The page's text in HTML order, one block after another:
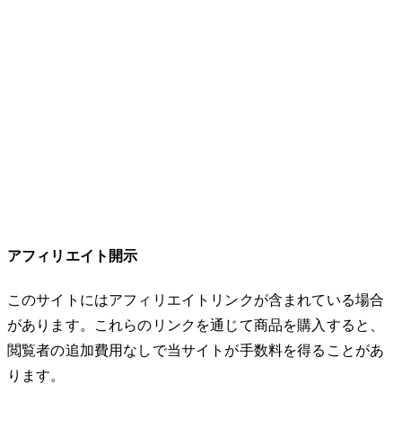
アフィリエイト開示
このサイトにはアフィリエイトリンクが含まれている場合
があります。これらのリンクを通じて商品を購入すると、
閲覧者の追加費用なしで当サイトが手数料を得ることがあ
ります。